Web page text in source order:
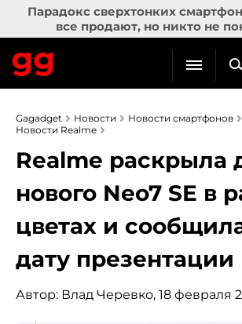
Парадокс сверхтонких
все продают, но никто не
Gagadget Новости
Новости смартфонов
Новости Realme
Realme раскрыла
нового Neo7 SE в
цветах и
дату презентации
Автор: Влад Черевко, 18 февраля